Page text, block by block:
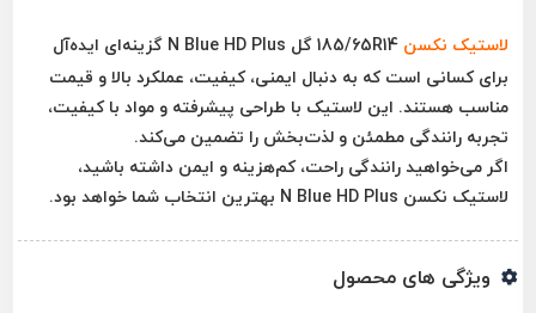
لاستیک نکسن 185/65R14 گل N Blue HD Plus
گزینه‌ای ایده‌آل
برای کسانی است که به دنبال ایمنی، کیفیت، عملکرد بالا و قیمت
مناسب هستند. این لاستیک با طراحی پیشرفته و مواد با کیفیت،
تجربه رانندگی مطمئن و لذت‌بخش را تضمین می‌کند.
اگر می‌خواهید رانندگی راحت، کم‌هزینه و ایمن داشته باشید،
لاستیک نکسن N Blue HD Plus
بهترین انتخاب شما خواهد بود.
ویژگی های محصول